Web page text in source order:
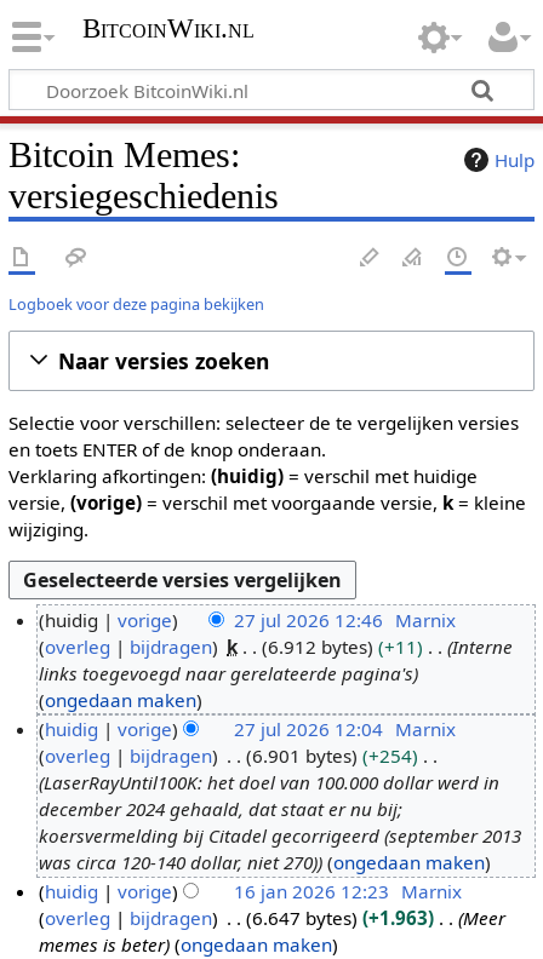
BitcoinWiki.nl
Hulp
Bitcoin Memes:
versiegeschiedenis
Logboek voor deze pagina bekijken
Naar versies zoeken
Selectie voor verschillen: selecteer de te vergelijken versies
en toets ENTER of de knop onderaan.
Verklaring afkortingen: (huidig)= verschil met huidige
versie, (vorige)= verschil met voorgaande versie, k= kleine
wijziging.
u
huidig vorige 27 jul 2026 12:46 Marnix
overleg
bijdragen k 6.912 bytes +11
Interne
links toegevoegd naar gerelateerde pagina's
ongedaan maken
huidig
vorige 27 jul 2026 12:04 Marnix
overleg
bijdragen 6.901 bytes
+254
LaserRayUntil100K: het doel van 100.000 dollar werd in
december 2024 gehaald, dat staat er nu bij;
koersvermelding bij Citadel gecorrigeerd (september 2013
was circa 120-140 dollar, niet 270)
ongedaan maken
huidig vorige 16 jan 2026 12:23 Marnix
overleg
bijdragen 6.647 bytes +1.963
Meer
memes is beter
ongedaan maken